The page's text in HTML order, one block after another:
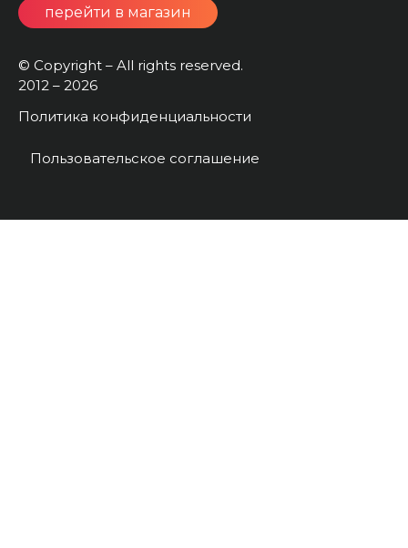
перейти в магазин
© Copyright – All rights reserved.
2012 – 2026
Политика конфиденциальности
Пользовательское соглашение